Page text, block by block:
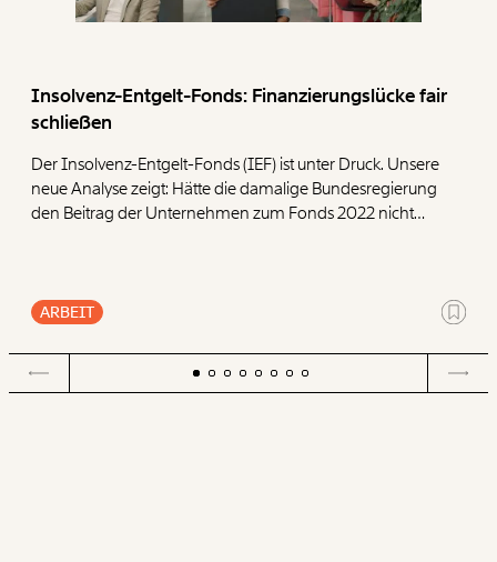
Insolvenz-Entgelt-Fonds: Finanzierungslücke fair
schließen
Der Insolvenz-Entgelt-Fonds (IEF) ist unter Druck. Unsere
neue Analyse zeigt: Hätte die damalige Bundesregierung
den Beitrag der Unternehmen zum Fonds 2022 nicht
ARBEIT